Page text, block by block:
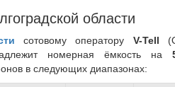
области
сотовому оператору V-Tell
номерная ёмкость на
в следующих диапазонах: